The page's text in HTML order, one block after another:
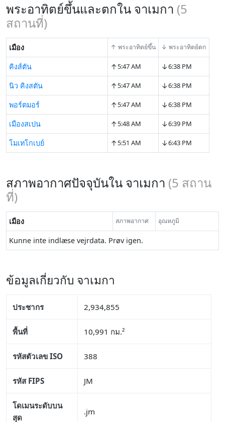
พระอาทิตย์ขึ้นและตกใน จาเมกา (5
สถานที่)
เมือง ↑ พระอาทิตย์ขึ้น ↓ พระอาทิตย์ตก
คิงส์ตัน ↑5:47 AM ↓6:38 PM
นิว คิงสตัน ↑5:47 AM ↓6:38 PM
พอร์ตมอร์ ↑5:47 AM ↓6:38 PM
เมืองสเปน ↑5:48 AM ↓6:39 PM
โมเทโกเบย์ ↑5:51 AM ↓6:43 PM
สภาพอากาศปัจจุบันใน จาเมกา (5 สถาน
ที่)
เมือง สภาพอากาศ อุณหภูมิ
Kunne inte indlæse vejrdata. Prøv igen.
ข้อมูลเกี่ยวกับ จาเมกา
ประชากร 2,934,855
พื้นที่ 10,991 กม.²
รหัสตัวเลข ISO 388
รหัส FIPS JM
โดเมนระดับบน
สุด
.jm